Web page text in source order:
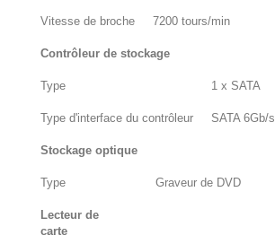
Vitesse de broche 7200 tours/min
Contrôleur de stockage
Type 1 x SATA
Type d'interface du contrôleur SATA 6Gb/s
Stockage optique
Type Graveur de DVD
Lecteur de
carte